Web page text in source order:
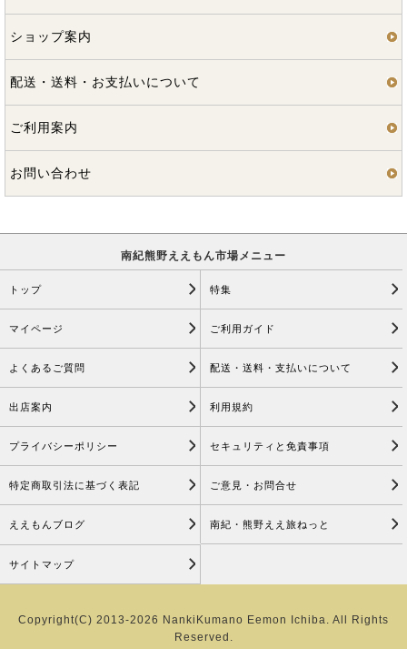
ショップ案内
配送・送料・お支払いについて
ご利用案内
お問い合わせ
南紀熊野ええもん市場メニュー
トップ 特集
マイページ ご利用ガイド
よくあるご質問 配送・送料・支払いについて
出店案内 利用規約
プライバシーポリシー セキュリティと免責事項
特定商取引法に基づく表記 ご意見・お問合せ
ええもんブログ 南紀・熊野ええ旅ねっと
サイトマップ
Copyright(C) 2013-2026 NankiKumano Eemon Ichiba. All Rights
Reserved.